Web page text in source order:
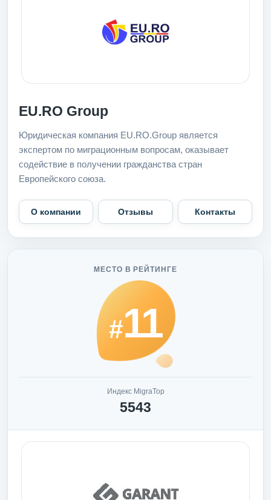
EU.RO Group
Юридическая компания EU.RO.Group является
экспертом по миграционным вопросам, оказывает
содействие в получении гражданства стран
Европейского союза.
О компании Отзывы Контакты
МЕСТО В РЕЙТИНГЕ
#11
Индекс MigraTop
5543